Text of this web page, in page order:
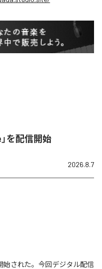
を配信開始
2026.8.7
始された。今回デジタル配信